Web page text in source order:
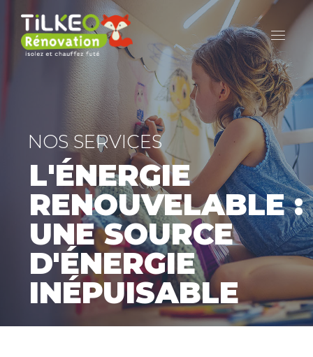
L'ÉNERGIE
RENOUVELABLE :
UNE SOURCE
D'ÉNERGIE
INÉPUISABLE
NOS SERVICES